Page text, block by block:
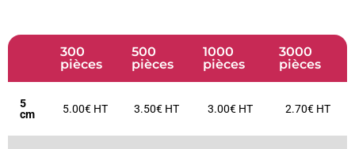
300
pièces
500
pièces
1000
pièces
3000
pièces
5
cm
5.00€ HT 3.50€ HT 3.00€ HT 2.70€ HT